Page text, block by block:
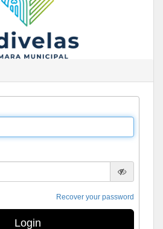
Recover your password
Login